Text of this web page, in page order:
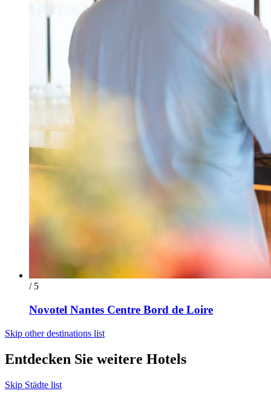
/ 5
Novotel Nantes Centre Bord de Loire
Skip other destinations list
Entdecken Sie weitere Hotels
Skip Städte list